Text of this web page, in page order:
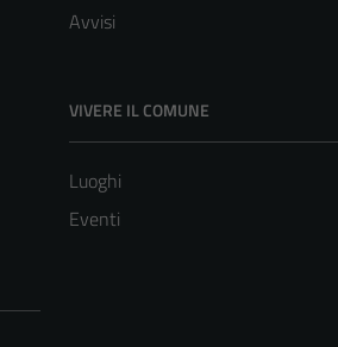
Avvisi
VIVERE IL COMUNE
Luoghi
Eventi